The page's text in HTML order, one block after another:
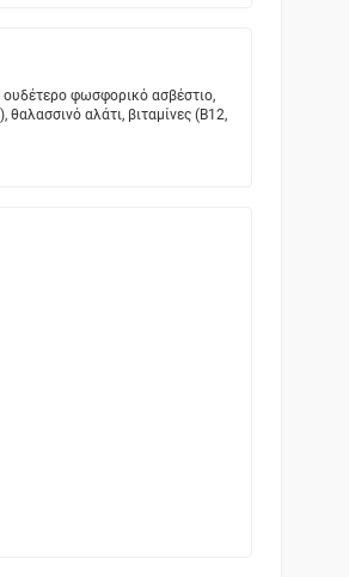
ουδέτερο φωσφορικό ασβέστιο,
αλάτι, βιταμίνες (B12,